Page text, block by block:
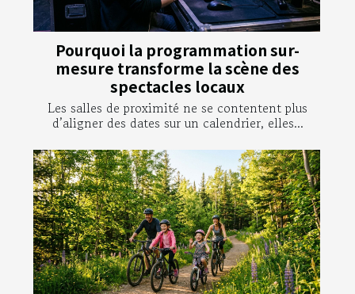
Pourquoi la programmation sur-
mesure transforme la scène des
spectacles locaux
Les salles de proximité ne se contentent plus
d’aligner des dates sur un calendrier, elles...